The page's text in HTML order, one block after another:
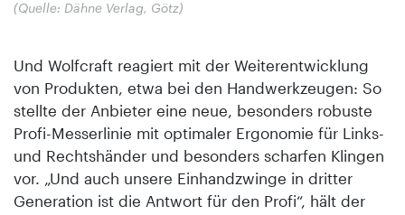
(Quelle: Dähne Verlag, Götz)
Und Wolfcraft reagiert mit der Weiterentwicklung
von Produkten, etwa bei den Handwerkzeugen: So
stellte der Anbieter eine neue, besonders robuste
Profi-Messerlinie mit optimaler Ergonomie für Links-
und Rechtshänder und besonders scharfen Klingen
vor. „Und auch unsere Einhandzwinge in dritter
Generation ist die Antwort für den Profi“, hält der